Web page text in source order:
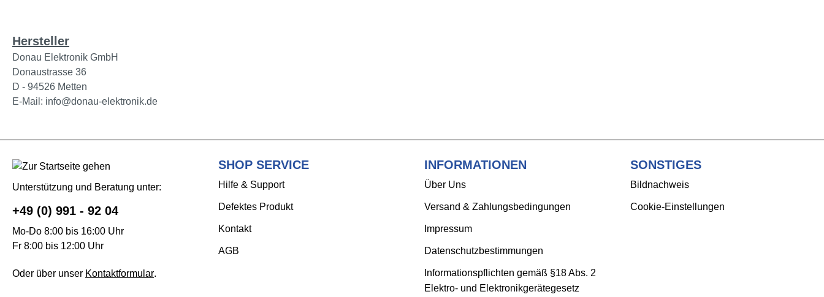
Hersteller
Donau Elektronik GmbH
Donaustrasse 36
D - 94526 Metten
E-Mail: info@donau-elektronik.de
Unterstützung und Beratung unter:
+49 (0) 991 - 92 04
Mo-Do 8:00 bis 16:00 Uhr
Fr 8:00 bis 12:00 Uhr
Oder über unser Kontaktformular.
SHOP SERVICE
Hilfe & Support
Defektes Produkt
Kontakt
AGB
INFORMATIONEN
Über Uns
Versand & Zahlungsbedingungen
Impressum
Datenschutzbestimmungen
Informationspflichten gemäß §18 Abs. 2
Elektro- und Elektronikgerätegesetz
SONSTIGES
Bildnachweis
Cookie-Einstellungen